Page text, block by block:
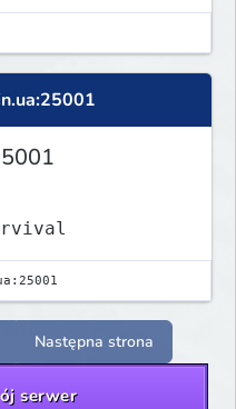
Następna strona
serwer